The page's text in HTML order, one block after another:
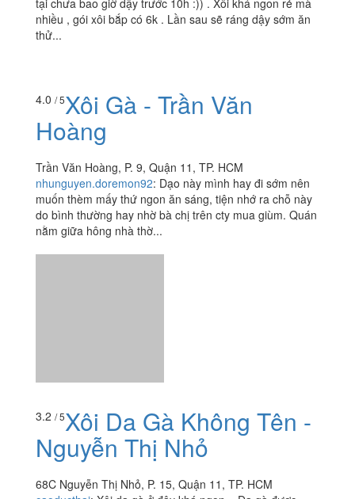
nhiều , gói xôi bắp có 6k . Lần sau sẽ ráng dậy sớm ăn
thử...
4.0 / 5Xôi Gà - Trần Văn
Hoàng
Trần Văn Hoàng, P. 9, Quận 11, TP. HCM
nhunguyen.doremon92: Dạo này mình hay đi sớm nên
muốn thèm mấy thứ ngon ăn sáng, tiện nhớ ra chỗ này
do bình thường hay nhờ bà chị trên cty mua giùm. Quán
nằm giữa hông nhà thờ...
3.2 / 5Xôi Da Gà Không Tên -
Nguyễn Thị Nhỏ
68C Nguyễn Thị Nhỏ, P. 15, Quận 11, TP. HCM